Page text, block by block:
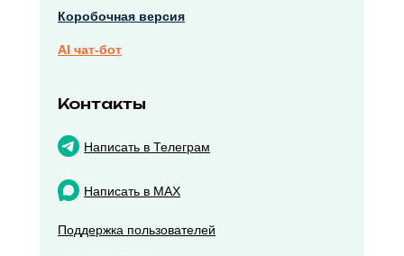
Контакты
Написать в Телеграм
Написать в MAX
Поддержка пользователей
Коробочная версия
AI чат-бот